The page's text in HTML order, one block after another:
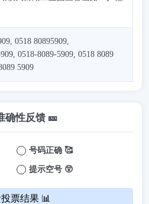
0518 80895909,
0518-8089-5909, 0518 8089
5909
确性反馈 🎫
号码正确 🥰
提示空号 😲
票结果 📊